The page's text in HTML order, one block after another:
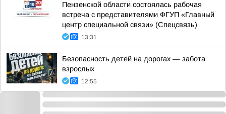
Пензенской области состоялась рабочая
встреча с представителями ФГУП «Главный
центр специальной связи» (Спецсвязь)
13:31
Безопасность детей на дорогах — забота
взрослых
12:55